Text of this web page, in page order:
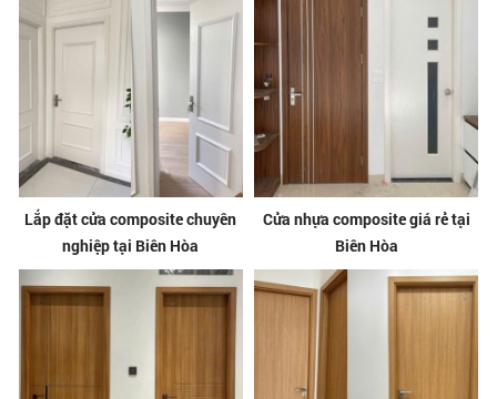
Lắp đặt cửa composite chuyên
nghiệp tại Biên Hòa
Cửa nhựa composite giá rẻ tại
Biên Hòa